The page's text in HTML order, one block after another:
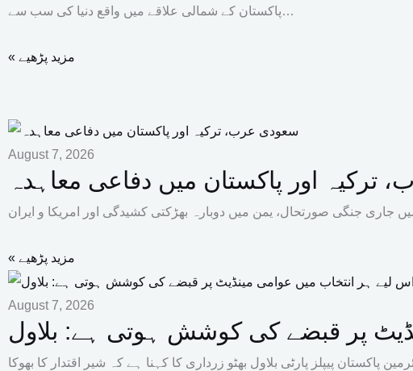
پاکستان کے شمالی علاقے میں واقع دنیا کی سب سے…
« مزید پڑھیے
August 7, 2026
ترکیہ اور پاکستان میں دفاعی معاہدہ
« مزید پڑھیے
August 7, 2026
پر قبضے کی کوشش ہوتی ہے: بلاول